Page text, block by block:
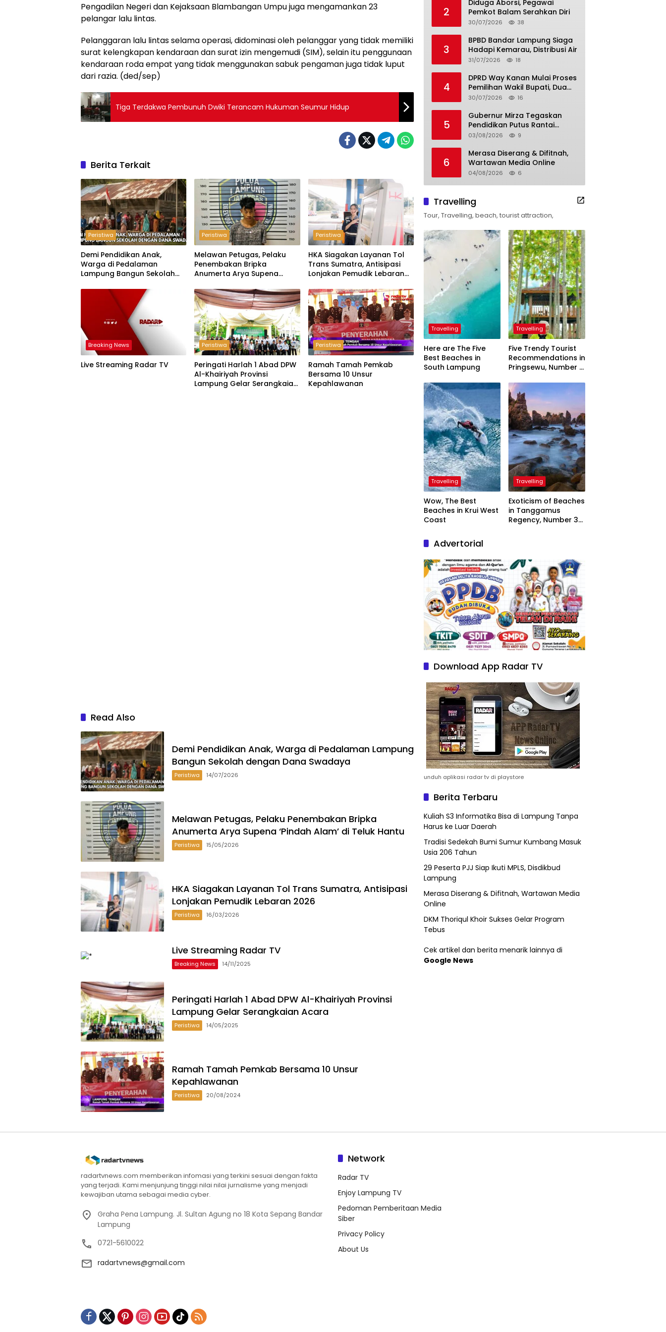
Pengadilan Negeri dan Kejaksaan Blambangan Umpu juga mengamankan 23
pelangar lalu lintas.
Pelanggaran lalu lintas selama operasi, didominasi oleh pelanggar yang tidak memiliki
surat kelengkapan kendaraan dan surat izin mengemudi (SIM), selain itu penggunaan
kendaraan roda empat yang tidak menggunakan sabuk pengaman juga tidak luput
dari razia. (ded/sep)
Tiga Terdakwa Pembunuh Dwiki Terancam Hukuman Seumur Hidup
Berita Terkait
Peristiwa
Demi Pendidikan Anak,
Warga di Pedalaman
Lampung Bangun Sekolah
Peristiwa
Melawan Petugas, Pelaku
Penembakan Bripka
Anumerta Arya Supena
Peristiwa
HKA Siagakan Layanan Tol
Trans Sumatra, Antisipasi
Lonjakan Pemudik Lebaran
Breaking News
Live Streaming Radar TV
Peristiwa
Peringati Harlah 1 Abad DPW
Al-Khairiyah Provinsi
Lampung Gelar Serangkaian
Peristiwa
Ramah Tamah Pemkab
Bersama 10 Unsur
Kepahlawanan
Read Also
Demi Pendidikan Anak, Warga di Pedalaman Lampung
Bangun Sekolah dengan Dana Swadaya
Peristiwa 14/07/2026
Melawan Petugas, Pelaku Penembakan Bripka
Anumerta Arya Supena ‘Pindah Alam’ di Teluk Hantu
Peristiwa 15/05/2026
HKA Siagakan Layanan Tol Trans Sumatra, Antisipasi
Lonjakan Pemudik Lebaran 2026
Peristiwa 16/03/2026
Live Streaming Radar TV
Breaking News 14/11/2025
Peringati Harlah 1 Abad DPW Al-Khairiyah Provinsi
Lampung Gelar Serangkaian Acara
Peristiwa 14/05/2025
Ramah Tamah Pemkab Bersama 10 Unsur
Kepahlawanan
Peristiwa 20/08/2024
2
Diduga Aborsi, Pegawai
Pemkot Balam Serahkan Diri
30/07/2026 38
3
BPBD Bandar Lampung Siaga
Hadapi Kemarau, Distribusi Air
31/07/2026 18
4
DPRD Way Kanan Mulai Proses
Pemilihan Wakil Bupati, Dua
Nama Resmi Bersaing
30/07/2026 16
5
Gubernur Mirza Tegaskan
Pendidikan Putus Rantai
Kemiskinan
03/08/2026 9
6
Merasa Diserang & Difitnah,
Wartawan Media Online
04/08/2026 6
Travelling
Tour, Travelling, beach, tourist attraction,
Travelling
Here are The Five
Best Beaches in
South Lampung
Travelling
Five Trendy Tourist
Recommendations in
Pringsewu, Number 3
President
Travelling
Wow, The Best
Beaches in Krui West
Coast
Travelling
Exoticism of Beaches
in Tanggamus
Regency, Number 3
Advertorial
Download App Radar TV
unduh aplikasi radar tv di playstore
Berita Terbaru
Kuliah S3 Informatika Bisa di Lampung Tanpa
Harus ke Luar Daerah
Tradisi Sedekah Bumi Sumur Kumbang Masuk
Usia 206 Tahun
29 Peserta PJJ Siap Ikuti MPLS, Disdikbud
Lampung
Merasa Diserang & Difitnah, Wartawan Media
Online
DKM Thoriqul Khoir Sukses Gelar Program
Tebus
Cek artikel dan berita menarik lainnya di
Google News
radartvnews.com memberikan infomasi yang terkini sesuai dengan fakta
yang terjadi. Kami menjunjung tinggi nilai nilai jurnalisme yang menjadi
kewajiban utama sebagai media cyber.
Graha Pena Lampung. Jl. Sultan Agung no 18 Kota Sepang Bandar
Lampung
0721-5610022
radartvnews@gmail.com
Network
Radar TV
Enjoy Lampung TV
Pedoman Pemberitaan Media
Siber
Privacy Policy
About Us